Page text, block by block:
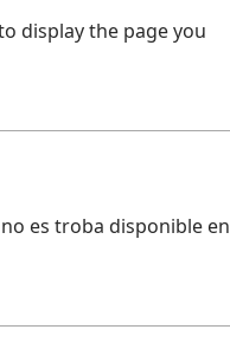
display the page you
es troba disponible en